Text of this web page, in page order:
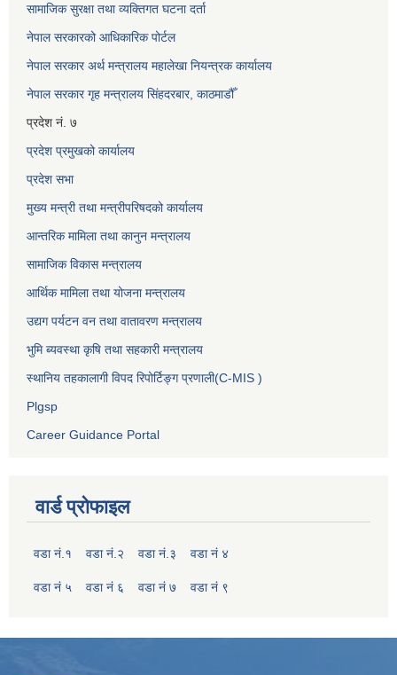
सामाजिक सुरक्षा तथा व्यक्तिगत घटना दर्ता
नेपाल सरकारको आधिकारिक पोर्टल
नेपाल सरकार अर्थ मन्त्रालय महालेखा नियन्त्रक कार्यालय
नेपाल सरकार गृह मन्त्रालय सिंहदरबार, काठमाडौँ
प्रदेश नं. ७
प्रदेश प्रमुखको कार्यालय
प्रदेश सभा
मुख्य मन्त्री तथा मन्त्रीपरिषदको कार्यालय
आन्तरिक मामिला तथा कानुन मन्त्रालय
सामाजिक विकास मन्त्रालय
आर्थिक मामिला तथा योजना मन्त्रालय
उद्यग पर्यटन वन तथा वातावरण मन्त्रालय
भुमि ब्यवस्था कृषि तथा सहकारी मन्त्रालय
स्थानिय तहकालागी विपद रिपोर्टिङ्ग प्रणाली(C-MIS )
Plgsp
Career Guidance Portal
वार्ड प्रोफाइल
वडा नं.१ वडा नं.२ वडा नं.३ वडा नं ४
वडा नं ५ वडा नं ६ वडा नं ७ वडा नं ९